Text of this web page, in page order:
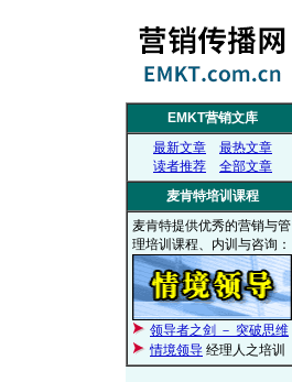
EMKT营销文库
最新文章
最热文章
读者推荐
全部文章
麦肯特培训课程
麦肯特提供优秀的营销与管
理培训课程、内训与咨询：
领导者之剑 － 突破思维
情境领导 经理人之培训